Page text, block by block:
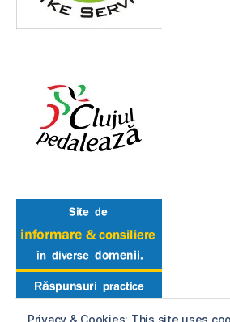
Privacy & Cookies: This site uses